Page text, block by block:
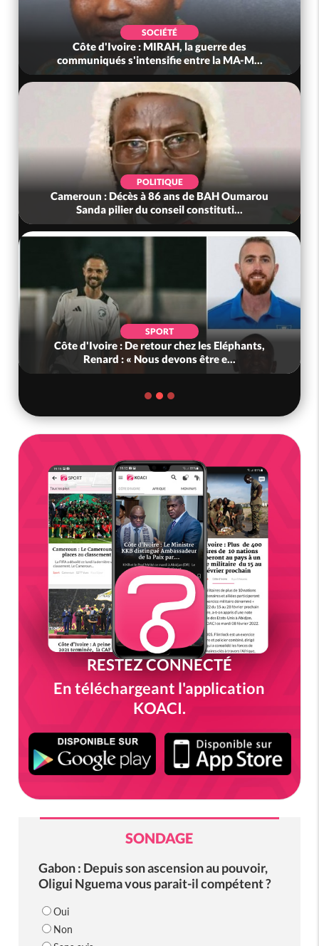
SOCIÉTÉ
Côte d'Ivoire : MIRAH, la guerre des
communiqués s'intensifie entre la MA-M...
POLITIQUE
Cameroun : Décès à 86 ans de BAH Oumarou
Sanda pilier du conseil constituti...
SPORT
Côte d'Ivoire : De retour chez les Eléphants,
Renard : « Nous devons être e...
RESTEZ CONNECTÉ
En téléchargeant l'application
KOACI.
SONDAGE
Gabon : Depuis son ascension au pouvoir,
Oligui Nguema vous parait-il compétent ?
Oui
Non